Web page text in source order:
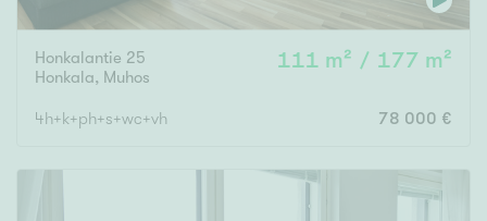
Honkalantie 25
Honkala, Muhos
111 m² / 177 m²
4h+k+ph+s+wc+vh 78 000 €